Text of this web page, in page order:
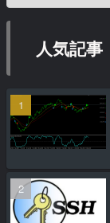
人気記事